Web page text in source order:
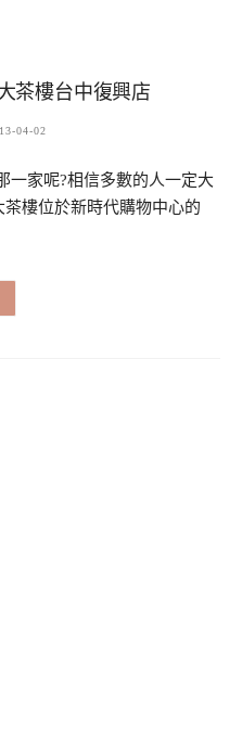
茶樓台中復興店
04-02
一家呢?相信多數的人一定大
樓位於新時代購物中心的